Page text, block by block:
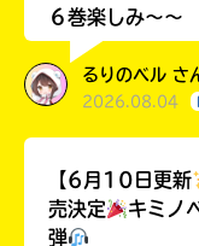
６巻楽しみ～～
るりのベル さ
2026.08.04
【6月10日更新
売決定
キミノ
弾